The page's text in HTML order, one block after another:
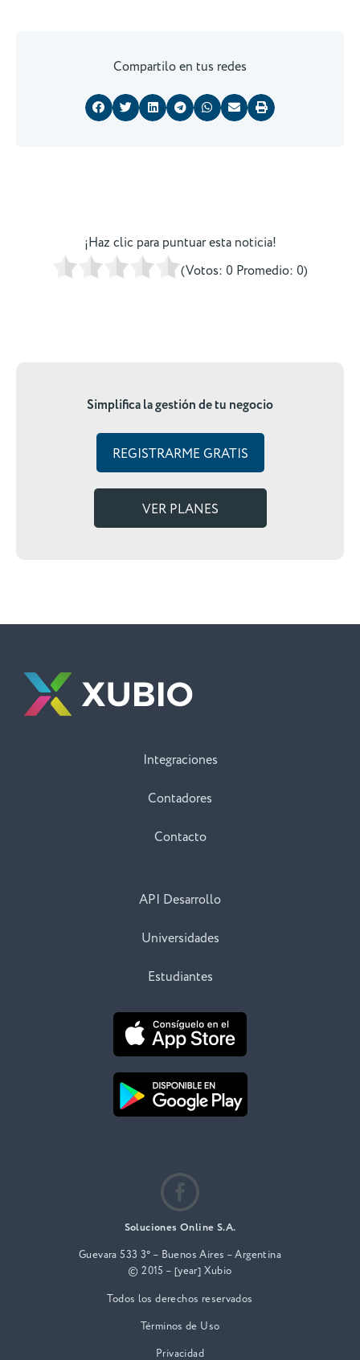
Compartilo en tus redes
¡Haz clic para puntuar esta noticia!
(Votos: 0 Promedio: 0)
Simplifica la gestión de tu negocio
REGISTRARME GRATIS
VER PLANES
Integraciones
Contadores
Contacto
API Desarrollo
Universidades
Estudiantes
Soluciones Online S.A.
Guevara 533 3° – Buenos Aires – Argentina
© 2015 – [year] Xubio
Todos los derechos reservados
Términos de Uso
Privacidad